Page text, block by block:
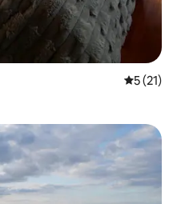
5 af 5 í
5 (21)